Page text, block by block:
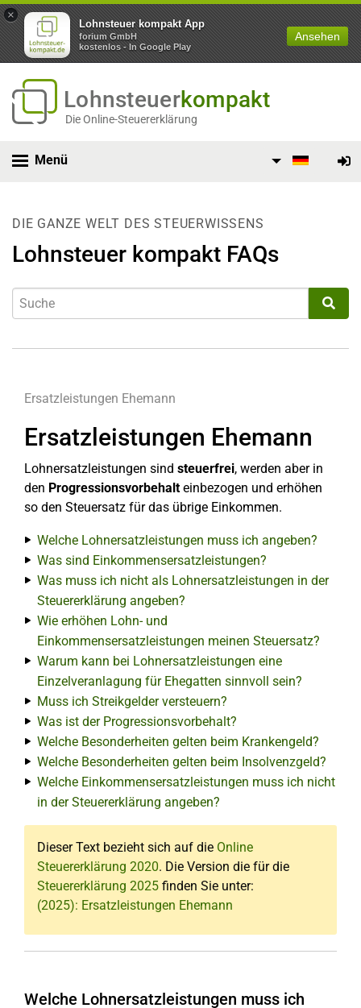
×
Lohnsteuer kompakt App
forium GmbH
kostenlos - In Google Play
Ansehen
Lohnsteuerkompakt
Die Online-Steuererklärung
Menü
DIE GANZE WELT DES STEUERWISSENS
Lohnsteuer kompakt FAQs
Ersatzleistungen Ehemann
Ersatzleistungen Ehemann
Lohnersatzleistungen sind steuerfrei, werden aber in
den Progressionsvorbehalteinbezogen und erhöhen
so den Steuersatz für das übrige Einkommen.
Welche Lohnersatzleistungen muss ich angeben?
Was sind Einkommensersatzleistungen?
Was muss ich nicht als Lohnersatzleistungen in der
Steuererklärung angeben?
Wie erhöhen Lohn- und
Einkommensersatzleistungen meinen Steuersatz?
Warum kann bei Lohnersatzleistungen eine
Einzelveranlagung für Ehegatten sinnvoll sein?
Muss ich Streikgelder versteuern?
Was ist der Progressionsvorbehalt?
Welche Besonderheiten gelten beim Krankengeld?
Welche Besonderheiten gelten beim Insolvenzgeld?
Welche Einkommensersatzleistungen muss ich nicht
in der Steuererklärung angeben?
Dieser Text bezieht sich auf die Online
Steuererklärung 2020. Die Version die für die
Steuererklärung 2025 finden Sie unter:
(2025): Ersatzleistungen Ehemann
Welche Lohnersatzleistungen muss ich